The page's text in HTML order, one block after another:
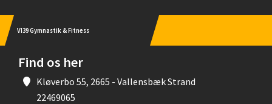
VI39 Gymnastik & Fitness
Find os her
Kløverbo 55, 2665 - Vallensbæk Strand
22469065